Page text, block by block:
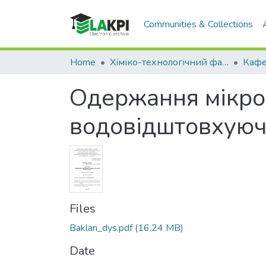
Communities & Collections
Home Хіміко-технологічний факультет (ХТФ)
Одержання
Files
Baklan_dys.pdf(16.24 MB)
Date